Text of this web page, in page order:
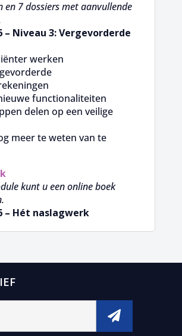
en 7 dossiers met aanvullende
– Niveau 3: Vergevorderde
werken
functionaliteiten
delen op een veilige
meer te weten van te
kunt u een online boek
– Hét naslagwerk